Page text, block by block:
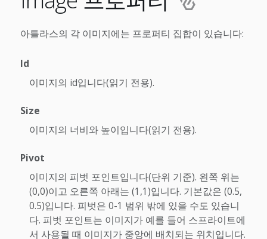
아틀라스의 각 이미지에는 프로퍼티 집합이 있습니다:
Id
이미지의 id입니다(읽기 전용).
Size
이미지의 너비와 높이입니다(읽기 전용).
Pivot
이미지의 피벗 포인트입니다(단위 기준). 왼쪽 위는
(0,0)이고 오른쪽 아래는 (1,1)입니다. 기본값은 (0.5,
0.5)입니다. 피벗은 0-1 범위 밖에 있을 수도 있습니
다. 피벗 포인트는 이미지가 예를 들어 스프라이트에
서 사용될 때 이미지가 중앙에 배치되는 위치입니다.